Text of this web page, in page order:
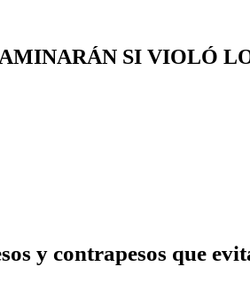
SI VIOLÓ
y contrapesos que